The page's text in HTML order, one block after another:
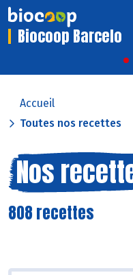
Biocoop Barcelo
Accueil
Toutes nos recettes
Nos
808 recettes